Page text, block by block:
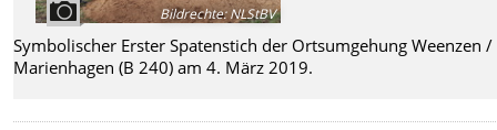
Bildrechte:NLStBV
Symbolischer Erster Spatenstich der Ortsumgehung Weenzen /
Marienhagen (B 240) am 4. März 2019.